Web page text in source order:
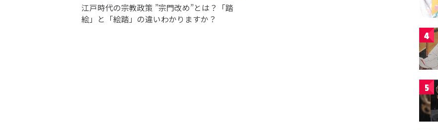
江戸時代の宗教政策 ”宗門改め”とは？「踏
絵」と「絵踏」の違いわかりますか？
4
5